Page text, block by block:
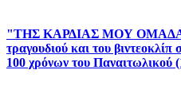
"ΤΗΣ ΚΑΡΔΙΑΣ ΜΟΥ ΟΜΑΔΑ"
τραγουδιού και του
100 χρόνων του Παναιτωλικού